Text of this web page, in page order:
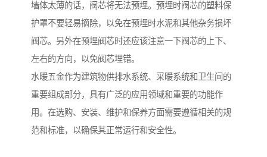
墙体太薄的话，阀芯将无法预埋。预埋时阀芯的塑料保
护罩不要轻易摘除，以免在预埋时水泥和其他杂务损坏
阀芯。另外在预埋阀芯时还应该注意一下阀芯的上下、
左右的方向，以免阀芯埋错。
水暖五金作为建筑物供排水系统、采暖系统和卫生间的
重要组成部分，具有广泛的应用领域和重要的功能作
用。在选购、安装、维护和保养方面需要遵循相关的规
范和标准，以确保其正常运行和安全性。